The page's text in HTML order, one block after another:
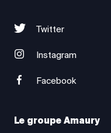
Twitter
Instagram
Facebook
Le groupe Amaury